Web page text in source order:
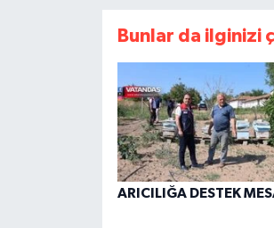
Bunlar da ilginizi
ARICILIĞA DESTEK